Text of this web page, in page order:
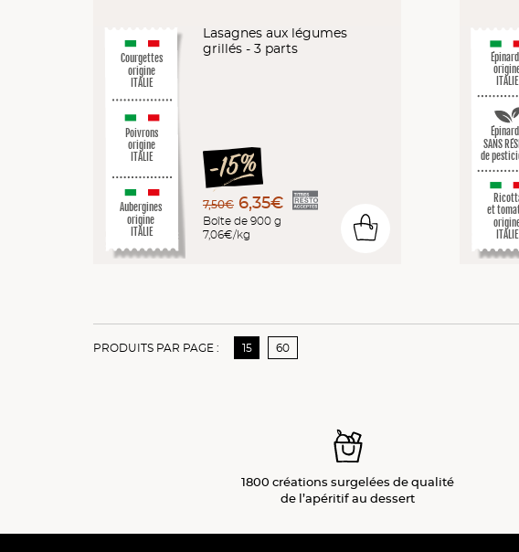
Courgettes
origine
ITALIE
Poivrons
origine
ITALIE
Aubergines
origine
ITALIE
Lasagnes aux légumes
grillés - 3 parts
7,50€ 6,35€
Boîte de 900 g
7,06€/kg
0
ITALIE
et
ITALIE
SANS
de
PRODUITS PAR PAGE : 15 60
1800 créations surgelées de qualité
de l’apéritifau dessert